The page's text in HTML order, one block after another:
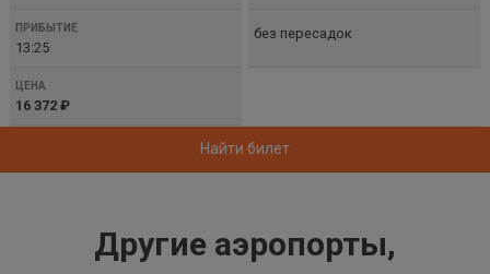
13:25
без пересадок
16 372 ₽
Найти билет
Другие аэропорты,